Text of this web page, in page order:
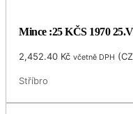
Mince :25 KČS 1970
2,452.40 Kč včetně DPH (
Stříbro